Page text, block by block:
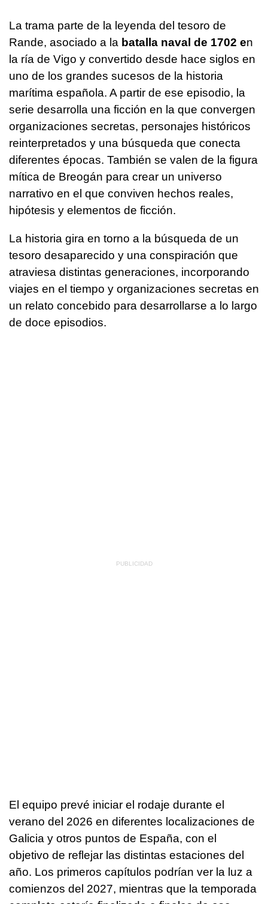
La trama parte de la leyenda del tesoro de
Rande, asociado a la batalla naval de 1702 en
la ría de Vigo y convertido desde hace siglos en
uno de los grandes sucesos de la historia
marítima española. A partir de ese episodio, la
serie desarrolla una ficción en la que convergen
organizaciones secretas, personajes históricos
reinterpretados y una búsqueda que conecta
diferentes épocas. También se valen de la figura
mítica de Breogán para crear un universo
narrativo en el que conviven hechos reales,
hipótesis y elementos de ficción.
La historia gira en torno a la búsqueda de un
tesoro desaparecido y una conspiración que
atraviesa distintas generaciones, incorporando
viajes en el tiempo y organizaciones secretas en
un relato concebido para desarrollarse a lo largo
de doce episodios.
El equipo prevé iniciar el rodaje durante el
verano del 2026 en diferentes localizaciones de
Galicia y otros puntos de España, con el
objetivo de reflejar las distintas estaciones del
año. Los primeros capítulos podrían ver la luz a
comienzos del 2027, mientras que la temporada